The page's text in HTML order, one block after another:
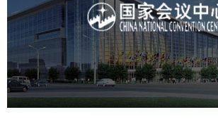
专业服务 网站建设